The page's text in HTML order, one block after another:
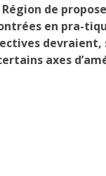
de
en pra-
devraient,
axes